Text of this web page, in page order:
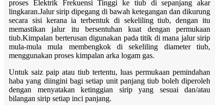
proses Elektrik Frekuensi Tinggi ke tiub di sepanjang akar
lingkaran.Jalur sirip dipegang di bawah ketegangan dan dikurung
secara sisi kerana ia terbentuk di sekeliling tiub, dengan itu
memastikan jalur itu bersentuhan kuat dengan permukaan
tiub.Kimpalan berterusan digunakan pada titik di mana jalur sirip
mula-mula mula membengkok di sekeliling diameter tiub,
menggunakan proses kimpalan arka logam gas.
Untuk saiz paip atau tiub tertentu, luas permukaan pemindahan
haba yang diingini bagi setiap unit panjang tiub boleh diperoleh
dengan menyatakan ketinggian sirip yang sesuai dan/atau
bilangan sirip setiap inci panjang.